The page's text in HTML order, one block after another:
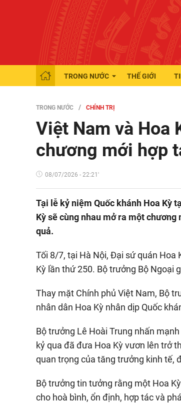
TRONG NƯỚC THẾ GIỚI
TRONG NƯỚC CHÍNH TRỊ
Việt Nam và Hoa
chương mới hợp
08/07/2026 - 22:21'
Tại lễ kỷ niệm Quốc khánh Hoa Kỳ
Kỳ sẽ cùng nhau mở ra một
quả.
Tối 8/7, tại Hà Nội, Đại sứ quán Hoa
Kỳ lần thứ 250. Bộ trưởng Bộ Ngoại
Thay mặt Chính phủ Việt Nam, Bộ
nhân dân Hoa Kỳ nhân dịp Quốc
Bộ trưởng Lê Hoài Trung nhấn
kỷ qua đã đưa Hoa Kỳ vươn lên trở
quan trọng của tăng trưởng kinh tế,
Bộ trưởng tin tưởng rằng một Hoa
cho hoà bình, ổn định, hợp tác và